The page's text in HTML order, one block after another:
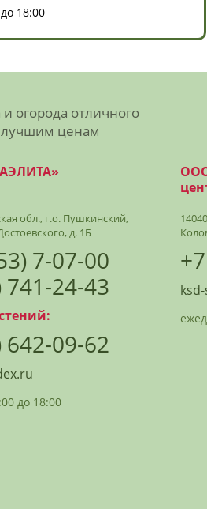
18:00
и огорода отличного
лучшим ценам
обл., г.о. Пушкинский,
д. 1Б
7-07-00
741-24-43
642-09-62
до 18:00